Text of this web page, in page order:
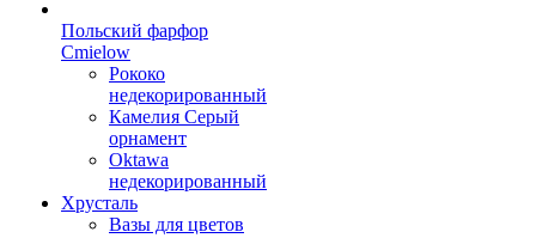
Польский фарфор
Сmielow
Рококо
недекорированный
Камелия Серый
орнамент
Oktawa
недекорированный
Хрусталь
Вазы для цветов